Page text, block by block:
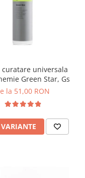
curatare universala
Green Star, Gs
la 51,00 RON